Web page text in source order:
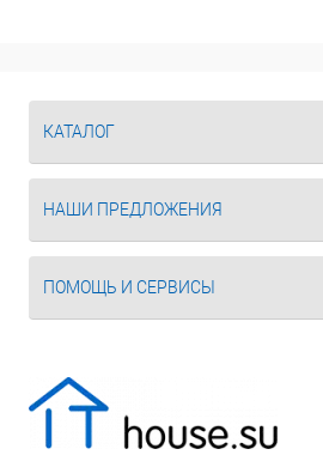
КАТАЛОГ
НАШИ ПРЕДЛОЖЕНИЯ
ПОМОЩЬ И СЕРВИСЫ